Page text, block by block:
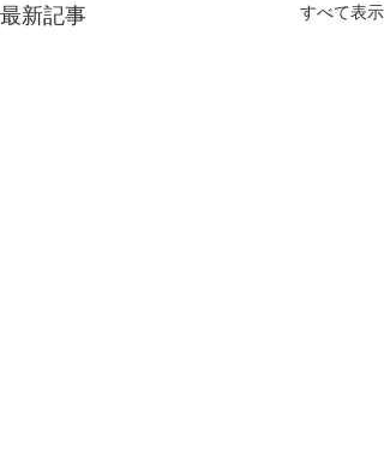
最新記事 すべて表示